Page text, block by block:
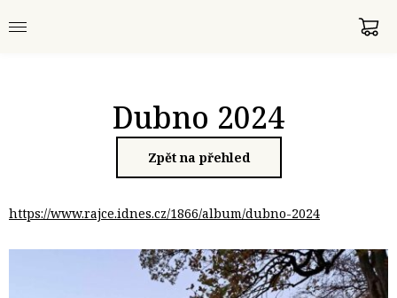
Zpět na přehled
Dubno 2024
https://www.rajce.idnes.cz/1866/album/dubno-2024